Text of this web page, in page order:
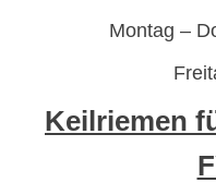
Montag –
Keilriemen